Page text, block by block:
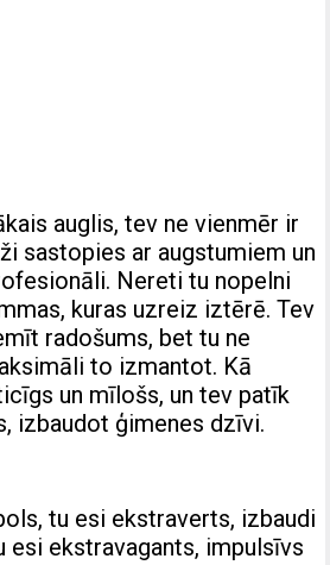
auglis, tev ne vienmēr ir
sastopies ar augstumiem un
Nereti tu nopelni
kuras uzreiz iztērē. Tev
radošums, bet tu ne
to izmantot. Kā
un mīlošs, un tev patīk
izbaudot ģimenes dzīvi.
tu esi ekstraverts, izbaudi
esi ekstravagants, impulsīvs